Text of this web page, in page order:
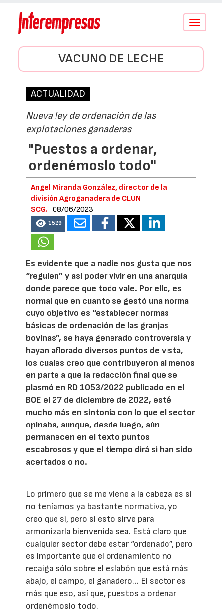
Conmutar
VACUNO DE LECHE
ACTUALIDAD
Nueva ley de ordenación de las
explotaciones ganaderas
"Puestos a ordenar,
ordenémoslo todo"
Angel Miranda González, director de la
división Agroganadera de CLUN
SCG.
08/06/2023
1529
Es evidente que a nadie nos gusta que nos
“regulen” y así poder vivir en una anarquía
donde parece que todo vale. Por ello, es
normal que en cuanto se gestó una norma
cuyo objetivo es “establecer normas
básicas de ordenación de las granjas
bovinas”, se haya generado controversia y
hayan aflorado diversos puntos de vista,
los cuales creo que contribuyeron al menos
en parte a que la redacción final que se
plasmó en RD 1053/2022 publicado en el
BOE el 27 de diciembre de 2022, esté
mucho más en sintonía con lo que el sector
opinaba, aunque, desde luego, aún
permanecen en el texto puntos
escabrosos y que el tiempo dirá si han sido
acertados o no.
Lo primero que se me viene a la cabeza es si
no teníamos ya bastante normativa, yo
creo que sí, pero si esto sirve para
armonizarla bienvenida sea. Está claro que
cualquier sector debe estar “ordenado”, pero
es importante que el ordenamiento no
recaiga sólo sobre el eslabón que está más
abajo, el campo, el ganadero… El sector es
más que eso, así que, puestos a ordenar
ordenémoslo todo.